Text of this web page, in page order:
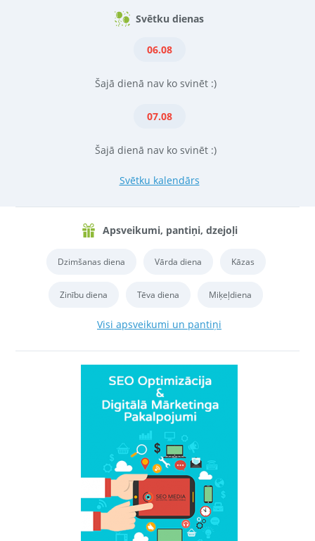
Svētku dienas
06.08
Šajā dienā nav ko svinēt :)
07.08
Šajā dienā nav ko svinēt :)
Svētku kalendārs
Apsveikumi, pantiņi, dzejoļi
Dzimšanas diena Vārda diena Kāzas
Zinību diena Tēva diena Miķeļdiena
Visi apsveikumi un pantiņi